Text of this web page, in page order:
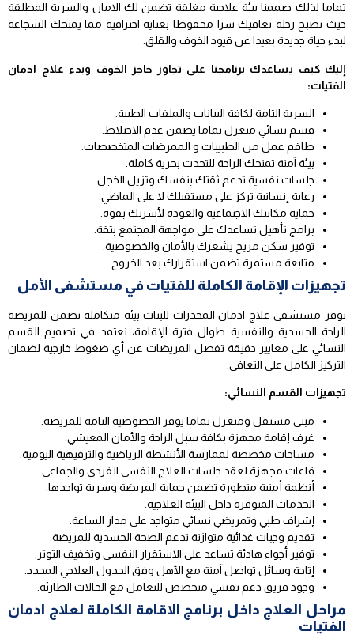
تماما لذلك صممنا بيئة علاجية مغلقة تضمن لك الامان والسرية المطلقة
حيث تصبح رحلة تعافيك سرا محفوظا بعناية احترافية مما يمنحك الشجاعة
لبدء حياة جديدة بعيدا عن قيود الخوف والقلق.
إليك كيف يساعدك برنامجنا على تجاوز حاجز الخوف وبدء علاج ادمان
الفتيات:
السرية التامة لكافة البيانات والملفات الطبية.
قسم نسائي منعزل تماما يضمن عدم الاختلاط.
طاقم عمل من الطبيبات و الممرضات المتخصصات.
بيئة آمنة تمنحك الراحة للتحدث بحرية كاملة.
جلسات نفسية تدعم ثقتك بنفسك وتزيل الخجل.
رعاية إنسانية تركز على مستقبلك لا على الماضي.
حماية مكانتك الاجتماعية والعودة لأسرتك بقوة.
برامج تأهيل تساعدك على مواجهة المجتمع بثقة.
توفير سكن مريح يشعرك بالأمان والخصوصية.
متابعة مستمرة تضمن استقرارك بعد الخروج.
تجهيزات الإقامة الكاملة للفتيات في مستشفى الأمل
توفر مستشفى علاج ادمان المخدرات للبنات بيئة متكاملة تضمن للمريضة
الراحة الجسدية والنفسية طوال فترة الإقامة، نعتمد في تصميم القسم
النسائي على معايير دقيقة تفصل المريضات عن أي ضغوط خارجية لضمان
التركيز الكامل على التعافي.
تجهيزات القسم النسائي:
مبنى مستقل ومنعزل تماما يوفر الخصوصية التامة للمريضة.
غرف إقامة مجهزة بكافة سبل الراحة والأمان المعيشي.
مساحات مخصصة لممارسة الأنشطة الرياضية والترفيهية اليومية.
قاعات مجهزة لعقد جلسات العلاج النفسي الفردي والجماعي.
أنظمة أمنية متطورة تضمن حماية المريضة وسرية تواجدها.
الخدمات المتوفرة داخل البيئة العلاجية:
إشراف طبي وتمريضي نسائي متواجد على مدار الساعة.
تقديم وجبات غذائية متوازنة تدعم الصحة الجسدية للمريضة.
توفير أجواء هادئة تساعد على الاستقرار النفسي وتخفيف التوتر.
إتاحة وسائل تواصل آمنة مع الأهل وفق الجدول العلاجي المحدد.
وجود فريق دعم نفسي متخصص للتعامل مع الحالات الطارئة.
مراحل العلاج داخل برنامج الاقامة الكاملة لعلاج ادمان
الفتيات